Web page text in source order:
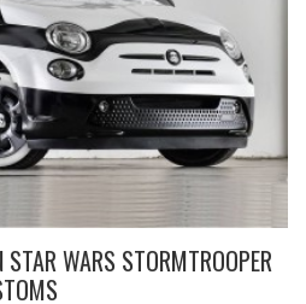
WARS STORMTROOPER